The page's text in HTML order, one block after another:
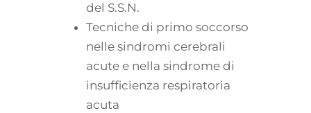
del S.S.N.
Tecniche di primo soccorso
nelle sindromi cerebrali
acute e nella sindrome di
insufficienza respiratoria
acuta